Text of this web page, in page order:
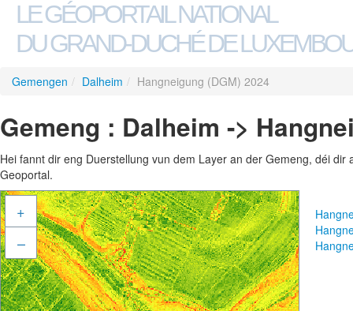
LE GÉOPORTAIL NATIONAL
DU GRAND-DUCHÉ DE
Gemengen / Dalheim / Hangneigung (DGM) 2024
Gemeng : Dalheim ->
Hei fannt dir eng Duerstellung vun dem Layer an der Gemeng, déi
Geoportal.
+
–